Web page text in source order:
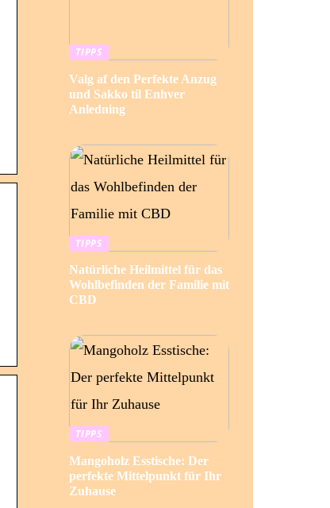
TIPPS
Valg af den Perfekte Anzug
und Sakko til Enhver
Anledning
TIPPS
Natürliche Heilmittel für das
Wohlbefinden der Familie mit
CBD
TIPPS
Mangoholz Esstische: Der
perfekte Mittelpunkt für Ihr
Zuhause